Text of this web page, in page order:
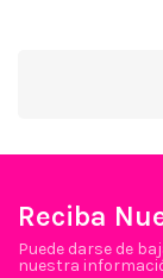
Reciba
Puede darse de
nuestra